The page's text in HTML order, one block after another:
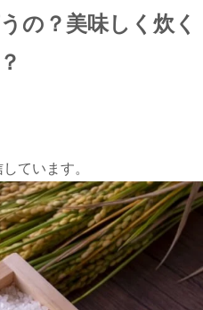
の？美味しく炊く
ています。